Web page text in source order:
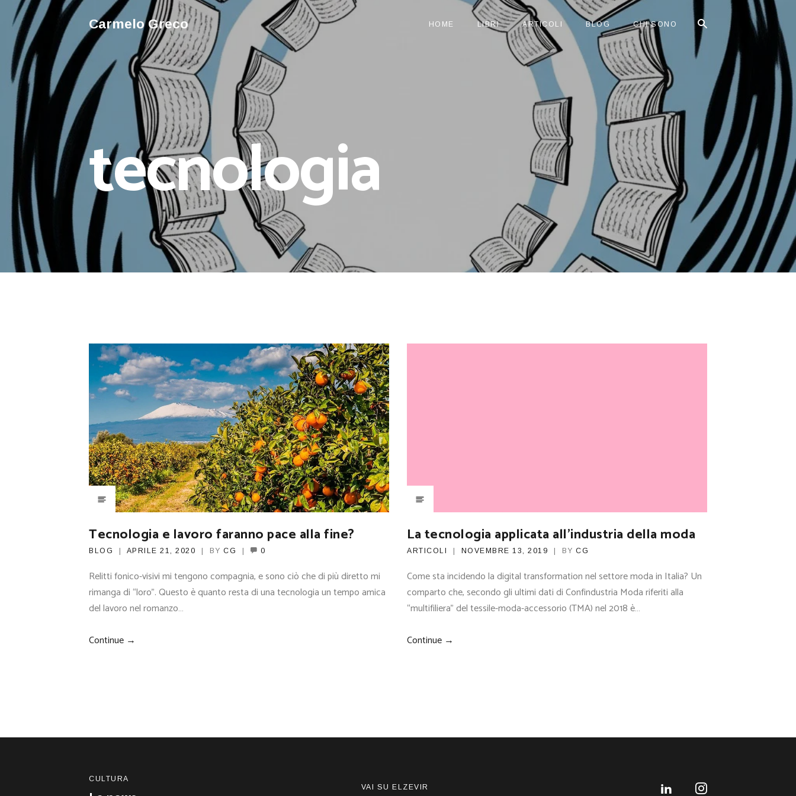
Carmelo Greco HOME LIBRI ARTICOLI BLOG CHI SONO
tecnologia
Tecnologia e lavoro faranno pace alla fine?
BLOG APRILE 21, 2020 BY CG 0
Relitti fonico-visivi mi tengono compagnia, e sono ciò che di più diretto mi
rimanga di “loro”. Questo è quanto resta di una tecnologia un tempo amica
del lavoro nel romanzo…
Continue →
La tecnologia applicata all’industria della moda
ARTICOLI NOVEMBRE 13, 2019 BY CG
Come sta incidendo la digital transformation nel settore moda in Italia? Un
comparto che, secondo gli ultimi dati di Confindustria Moda riferiti alla
“multifiliera” del tessile-moda-accessorio (TMA) nel 2018 è…
Continue →
CULTURA
VAI SU ELZEVIR